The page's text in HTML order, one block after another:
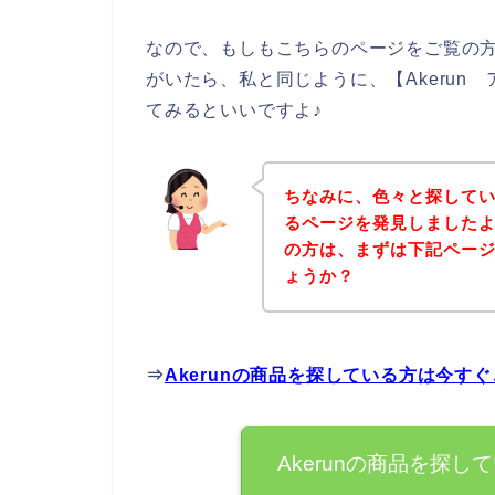
なので、もしもこちらのページをご覧の
がいたら、私と同じように、【Akerun
てみるといいですよ♪
ちなみに、色々と探して
るページを発見しました
の方は、まずは下記ペー
ょうか？
⇒Akerunの商品を探している方は今す
Akerunの商品を探し